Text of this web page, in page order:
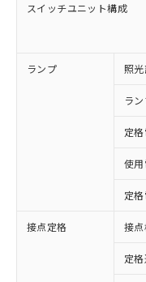
スイッチユニット構成
ランプ 照
ラ
定
使
定
接点定格 接
定
ご利用
※1 対応状況
対応済み
非含有に対応
す。
対応予定：
有に対応した